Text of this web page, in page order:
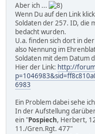
Aber ich ...
Wenn Du auf den Link
Soldaten der 257. ID, die
bedacht wurden.
U.a. finden sich dort in
also Nennung im
Soldaten mit dem Datum
Hier der Link: http://
6983
Ein Problem dabei sehe
In der Aufstellung
ein "Pospiech, Herbert,
11./Gren.Rgt. 477"